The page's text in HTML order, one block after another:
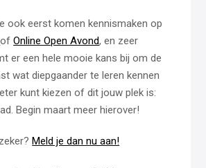
ook eerst komen kennismaken op
ofOnline Open Avond, en zeer
er een hele mooie kans bij om de
wat diepgaander te leren kennen
kunt kiezen of dit jouw plek is:
Begin maart meer hierover!
Meld je dan nu aan!